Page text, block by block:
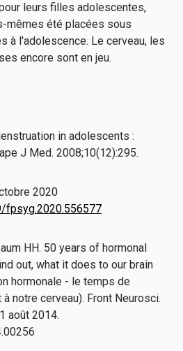
leurs filles adolescentes,
mêmes été placées sous
à l'adolescence. Le cerveau, les
encore sont en jeu.
in adolescents :
J Med. 2008;10(12):295.
2020
fpsyg.2020.556577
HH. 50 years of hormonal
out, what it does to our brain
hormonale - le temps de
notre cerveau). Front Neurosci.
août 2014.